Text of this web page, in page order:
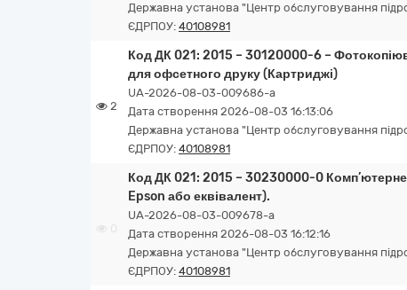
Державна установа "Центр обслуговування
ЄДРПОУ: 40108981
2
Код ДК 021: 2015 – 30120000-6 –
для офсетного друку (Картриджі)
UA-2026-08-03-009686-a
Дата створення 2026-08-03 16:13:06
Державна установа "Центр обслуговування
ЄДРПОУ: 40108981
Код ДК 021: 2015 – 30230000-0
Epson або еквівалент).
UA-2026-08-03-009678-a
Дата створення 2026-08-03 16:12:16
Державна установа "Центр обслуговування
ЄДРПОУ: 40108981